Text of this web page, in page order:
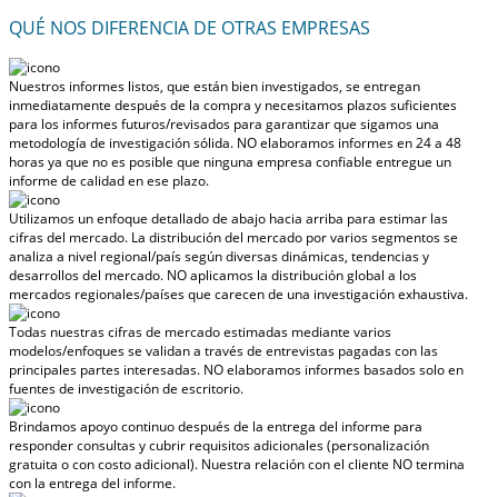
QUÉ NOS DIFERENCIA DE OTRAS EMPRESAS
Nuestros informes listos, que están bien investigados, se entregan
inmediatamente después de la compra y necesitamos plazos suficientes
para los informes futuros/revisados para garantizar que sigamos una
metodología de investigación sólida. NO elaboramos informes en 24 a 48
horasya que no es posible que ninguna empresa confiable entregue un
informe de calidad en ese plazo.
Utilizamos un enfoque detallado de abajo hacia arriba para estimar las
cifras del mercado. La distribución del mercado por varios segmentos se
analiza a nivel regional/país según diversas dinámicas, tendencias y
desarrollos del mercado. NO aplicamos la distribución global a los
mercados regionales/paísesque carecen de una investigación exhaustiva.
Todas nuestras cifras de mercado estimadas mediante varios
modelos/enfoques se validan a través de entrevistas pagadas con las
principales partes interesadas. NO elaboramos informes basados solo en
fuentes de investigación de escritorio.
Brindamos apoyo continuo después de la entrega del informe para
responder consultas y cubrir requisitos adicionales (personalización
gratuita o con costo adicional). Nuestra relación con el cliente NO termina
con la entrega del informe.